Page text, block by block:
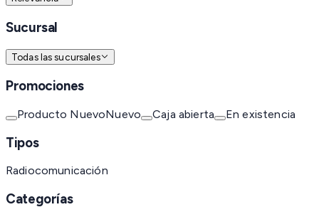
Sucursal
Todas las sucursales
Promociones
Producto NuevoNuevo Caja abierta En existencia
Tipos
Radiocomunicación
Categorías